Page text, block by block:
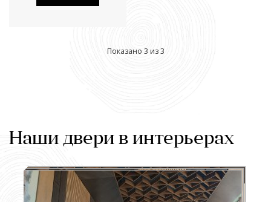
Показано 3 из 3
Наши двери в интерьерах